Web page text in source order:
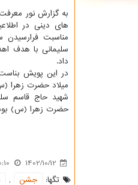
به گزارش نور
های دینی در
مناسبت
سلیمانی با هدف
داد.
در این پویش
میلاد حضرت زهرا
شهید حاج قاسم
حضرت زهرا (س) بود
1402/10/12
تگها:
جشن ,